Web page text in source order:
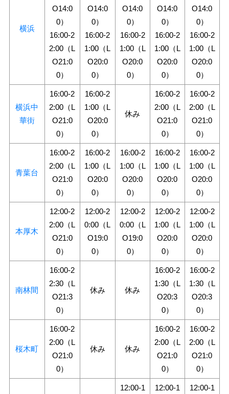
横浜
O14:0
0）
16:00-2
2:00（L
O21:0
0）
O14:0
0）
16:00-2
1:00（L
O20:0
0）
O14:0
0）
16:00-2
1:00（L
O20:0
0）
O14:0
0）
16:00-2
1:00（L
O20:0
0）
O14:0
0）
16:00-2
1:00（L
O20:0
0）
横浜中
華街
16:00-2
2:00（L
O21:0
0）
16:00-2
1:00（L
O20:0
0）
休み
16:00-2
2:00（L
O21:0
0）
16:00-2
2:00（L
O21:0
0）
青葉台
16:00-2
2:00（L
O21:0
0）
16:00-2
1:00（L
O20:0
0）
16:00-2
1:00（L
O20:0
0）
16:00-2
1:00（L
O20:0
0）
16:00-2
1:00（L
O20:0
0）
本厚木
12:00-2
2:00（L
O21:0
0）
12:00-2
0:00（L
O19:0
0）
12:00-2
0:00（L
O19:0
0）
12:00-2
1:00（L
O20:0
0）
12:00-2
1:00（L
O20:0
0）
南林間
16:00-2
2:30（L
O21:3
0）
休み 休み
16:00-2
1:30（L
O20:3
0）
16:00-2
1:30（L
O20:3
0）
桜木町
16:00-2
2:00（L
O21:0
0）
休み 休み
16:00-2
2:00（L
O21:0
0）
16:00-2
2:00（L
O21:0
0）
12:00-1
12:00-1
12:00-1